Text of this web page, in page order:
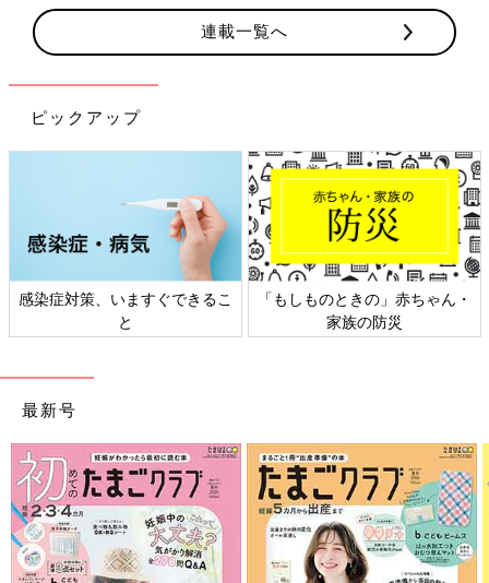
連載一覧へ
ピックアップ
染症対策、いますぐできるこ
「もしものときの」赤ちゃん・
家族の防災
最新号